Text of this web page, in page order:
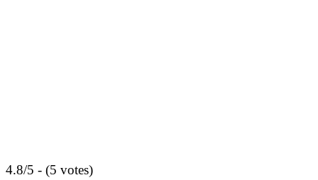
4.8/5 - (5 votes)